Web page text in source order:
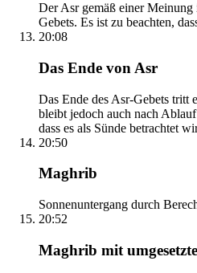
Der Asr gemäß einer
Gebets. Es ist zu beachten,
20:08
Das Ende von Asr
Das Ende des Asr-Gebets tritt
bleibt jedoch auch nach
dass es als Sünde betrachtet
20:50
Maghrib
Sonnenuntergang durch
20:52
Maghrib mit